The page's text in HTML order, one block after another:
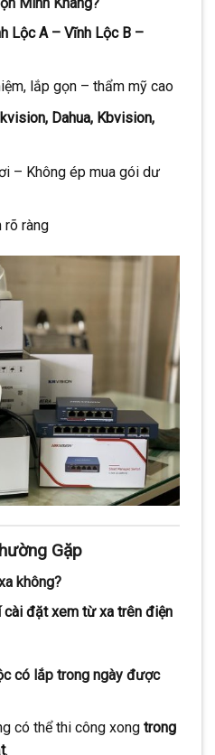
Lộc A – Vĩnh Lộc B –
lắp gọn – thẩm mỹ cao
Dahua, Kbvision,
– Không ép mua gói dư
rõ ràng
Gặp
không?
cài đặt xem từ xa trên điện
có lắp trong ngày được
có thể thi công xong trong
.